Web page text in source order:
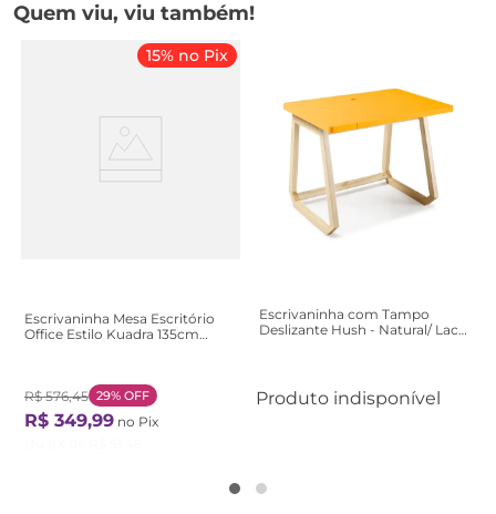
Quem viu, viu também!
15% no Pix
Escrivaninha Mesa Escritório
Office Estilo Kuadra 135cm
R$ 576,45 29% OFF
R$ 349,99 no Pix
Escrivaninha com Tampo
Deslizante Hush - Natural/ Laca
Produto indisponível